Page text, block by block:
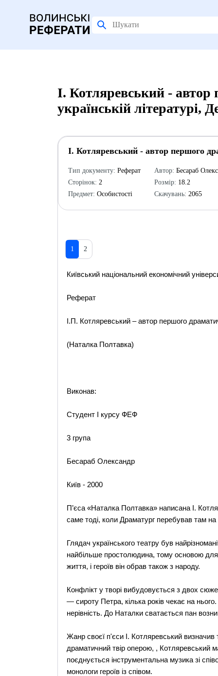
І. Котляревський -
українській літературі,
І. Котляревський - автор першого
Тип документу: Реферат
Сторінок: 2
Предмет: Особистості
Автор: Бесараб
Розмір: 18.2
Скачувань: 2065
1 2
Київський національний економічний
Реферат
І.П. Котляревський – автор першого
(Наталка Полтавка)
Виконав:
Студент I курсу ФЕФ
3 група
Бесараб Олександр
Київ - 2000
П’єса «Наталка Полтавка» написана І.
саме тоді, коли Драматург перебував там на
Глядач українського театру був
найбільше простолюдина, тому основою для
життя, і героїв він обрав також з народу.
Конфлікт у творі вибудовується з двох
— сироту Петра, кілька років чекає на
нерівність. До Наталки сватається пан
Жанр своєї п'єси І. Котляревський
драматичний твір оперою, , Котляревський
поєднується інструментальна музика зі
монологи героїв із співом.